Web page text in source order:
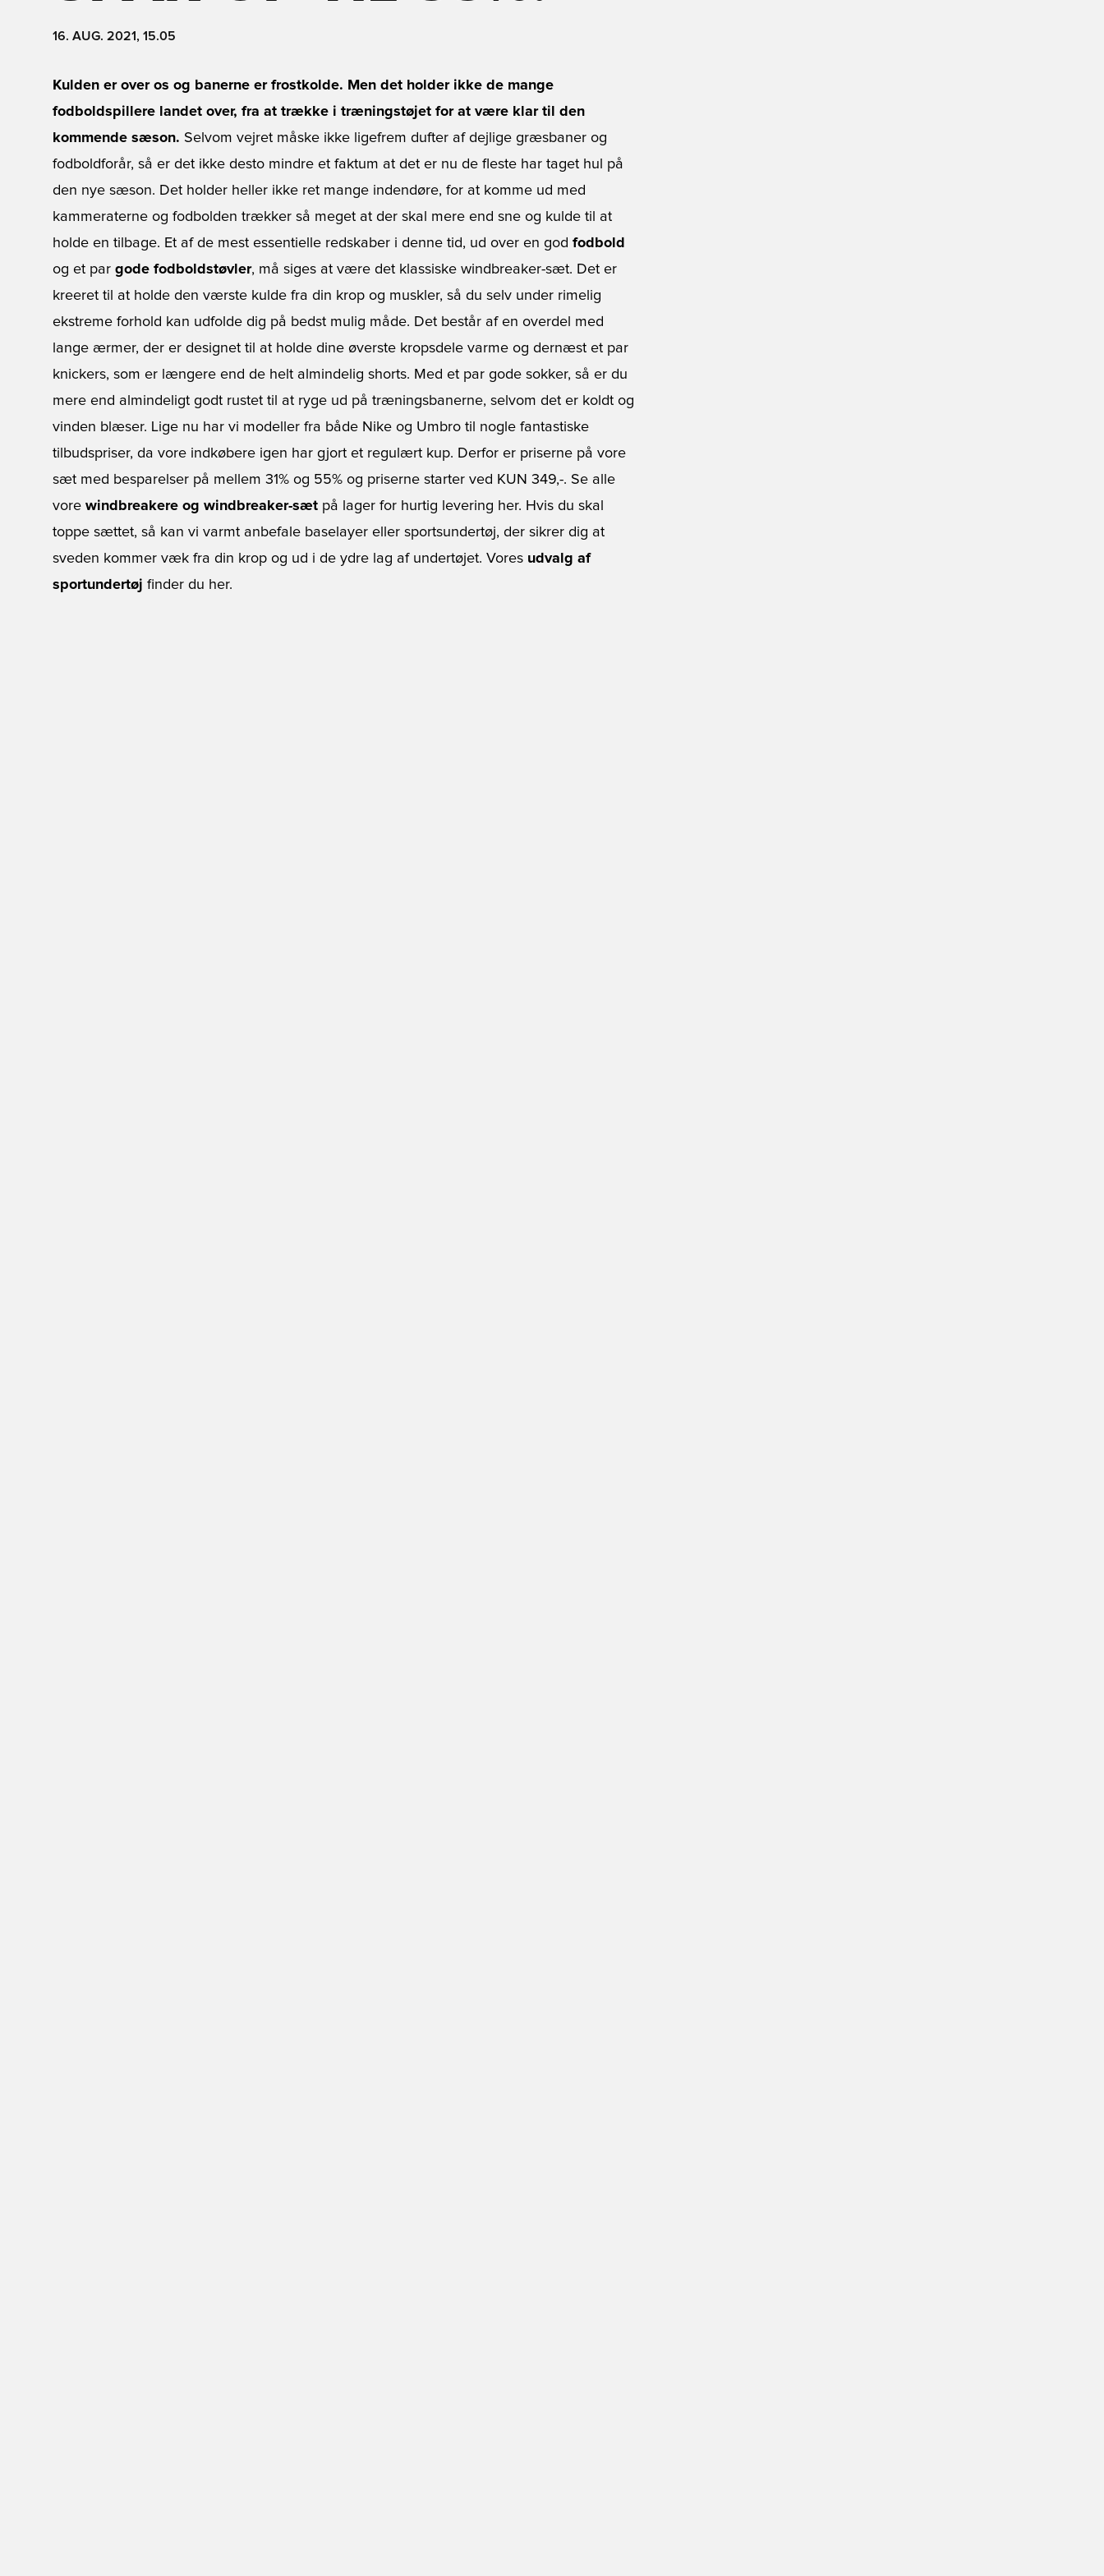
16. AUG. 2021, 15.05
Kulden er over os og banerne er frostkolde. Men det holder ikke de mange
fodboldspillere landet over, fra at trække i træningstøjet for at være klar til den
kommende sæson. Selvom vejret måske ikke ligefrem dufter af dejlige græsbaner og
fodboldforår, så er det ikke desto mindre et faktum at det er nu de fleste har taget hul på
den nye sæson. Det holder heller ikke ret mange indendøre, for at komme ud med
kammeraterne og fodbolden trækker så meget at der skal mere end sne og kulde til at
holde en tilbage. Et af de mest essentielle redskaber i denne tid, ud over en god fodbold
og et par gode fodboldstøvler, må siges at være det klassiske windbreaker-sæt. Det er
kreeret til at holde den værste kulde fra din krop og muskler, så du selv under rimelig
ekstreme forhold kan udfolde dig på bedst mulig måde. Det består af en overdel med
lange ærmer, der er designet til at holde dine øverste kropsdele varme og dernæst et par
knickers, som er længere end de helt almindelig shorts. Med et par gode sokker, så er du
mere end almindeligt godt rustet til at ryge ud på træningsbanerne, selvom det er koldt og
vinden blæser. Lige nu har vi modeller fra både Nike og Umbro til nogle fantastiske
tilbudspriser, da vore indkøbere igen har gjort et regulært kup. Derfor er priserne på vore
sæt med besparelser på mellem 31% og 55% og priserne starter ved KUN 349,-. Se alle
vore windbreakere og windbreaker-sæt på lager for hurtig levering her. Hvis du skal
toppe sættet, så kan vi varmt anbefale baselayer eller sportsundertøj, der sikrer dig at
sveden kommer væk fra din krop og ud i de ydre lag af undertøjet. Vores udvalg af
sportundertøj finder du her.